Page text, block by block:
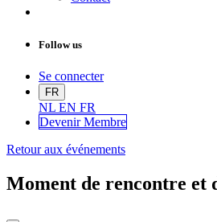
Follow us
Se connecter
FR
NL EN FR
Devenir Membre
Retour aux événements
Moment de rencontre et